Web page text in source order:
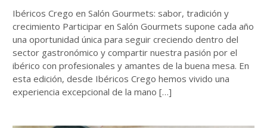
Ibéricos Crego en Salón Gourmets: sabor, tradición y
crecimiento Participar en Salón Gourmets supone cada año
una oportunidad única para seguir creciendo dentro del
sector gastronómico y compartir nuestra pasión por el
ibérico con profesionales y amantes de la buena mesa. En
esta edición, desde Ibéricos Crego hemos vivido una
experiencia excepcional de la mano […]